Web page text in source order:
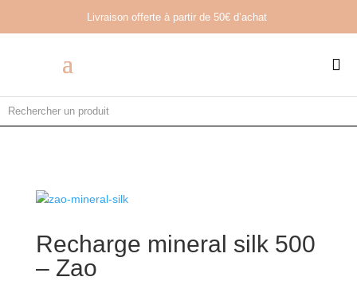
Livraison offerte à partir de 50€ d’achat

Recharge mineral silk 500
– Zao